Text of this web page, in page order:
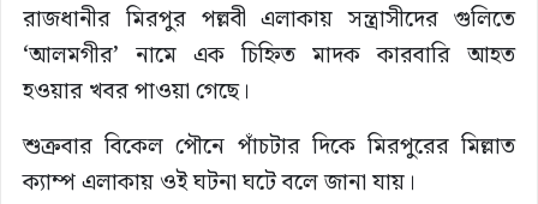
রাজধানীর মিরপুর পল্লবী এলাকায় সন্ত্রাসীদের গুলিতে
‘আলমগীর’ নামে এক চিহ্নিত মাদক কারবারি আহত
হওয়ার খবর পাওয়া গেছে।
শুক্রবার বিকেল পৌনে পাঁচটার দিকে মিরপুরের মিল্লাত
ক্যাম্প এলাকায় ওই ঘটনা ঘটে বলে জানা যায়।